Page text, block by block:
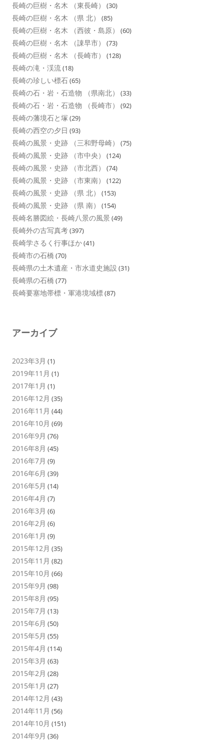
長崎の巨樹・名木 （東長崎） (30)
長崎の巨樹・名木 （県 北） (85)
長崎の巨樹・名木 （西彼・島原） (60)
長崎の巨樹・名木 （諌早市） (73)
長崎の巨樹・名木 （長崎市） (128)
長崎の滝・渓流(18)
長崎の珍しい標石(65)
長崎の石・岩・石造物 （県南北） (33)
長崎の石・岩・石造物 （長崎市） (92)
長崎の藩境石と塚 (29)
長崎の西空の夕日 (93)
長崎の風景・史跡 （三和野母崎） (75)
長崎の風景・史跡 （市中央） (124)
長崎の風景・史跡 （市北西） (74)
長崎の風景・史跡 （市東南） (122)
長崎の風景・史跡 （県 北） (153)
長崎の風景・史跡 （県 南） (154)
長崎名勝図絵・長崎八景の風景 (49)
長崎外の古写真考(397)
長崎学さるく行事ほか(41)
長崎市の石橋 (70)
長崎県の土木遺産・市水道史施設 (31)
長崎県の石橋 (77)
長崎要塞地帯標・軍港境域標(87)
アーカイブ
2023年3月 (1)
2019年11月 (1)
2017年1月 (1)
2016年12月 (35)
2016年11月 (44)
2016年10月 (69)
2016年9月 (76)
2016年8月 (45)
2016年7月 (9)
2016年6月 (39)
2016年5月 (14)
2016年4月 (7)
2016年3月 (6)
2016年2月 (6)
2016年1月 (9)
2015年12月 (35)
2015年11月 (82)
2015年10月 (66)
2015年9月 (98)
2015年8月 (95)
2015年7月 (13)
2015年6月 (50)
2015年5月 (55)
2015年4月 (114)
2015年3月 (63)
2015年2月 (28)
2015年1月 (27)
2014年12月 (43)
2014年11月 (56)
2014年10月 (151)
2014年9月 (36)